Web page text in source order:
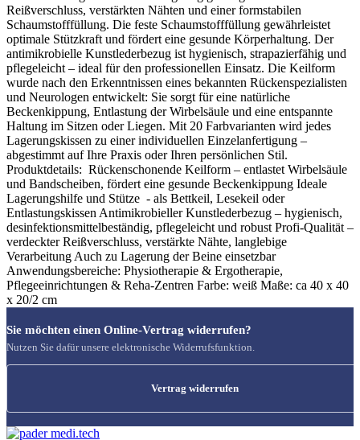
Reißverschluss, verstärkten Nähten und einer formstabilen
Schaumstofffüllung. Die feste Schaumstofffüllung gewährleistet
optimale Stützkraft und fördert eine gesunde Körperhaltung. Der
antimikrobielle Kunstlederbezug ist hygienisch, strapazierfähig und
pflegeleicht – ideal für den professionellen Einsatz. Die Keilform
wurde nach den Erkenntnissen eines bekannten Rückenspezialisten
und Neurologen entwickelt: Sie sorgt für eine natürliche
Beckenkippung, Entlastung der Wirbelsäule und eine entspannte
Haltung im Sitzen oder Liegen. Mit 20 Farbvarianten wird jedes
Lagerungskissen zu einer individuellen Einzelanfertigung –
abgestimmt auf Ihre Praxis oder Ihren persönlichen Stil.
Produktdetails: Rückenschonende Keilform – entlastet Wirbelsäule
und Bandscheiben, fördert eine gesunde Beckenkippung Ideale
Lagerungshilfe und Stütze - als Bettkeil, Lesekeil oder
Entlastungskissen Antimikrobieller Kunstlederbezug – hygienisch,
desinfektionsmittelbeständig, pflegeleicht und robust Profi-Qualität –
verdeckter Reißverschluss, verstärkte Nähte, langlebige
Verarbeitung Auch zu Lagerung der Beine einsetzbar
Anwendungsbereiche: Physiotherapie & Ergotherapie,
Pflegeeinrichtungen & Reha-Zentren Farbe: weiß Maße: ca 40 x 40
x 20/2 cm
Sie möchten einen Online-Vertrag widerrufen?
Nutzen Sie dafür unsere elektronische Widerrufsfunktion.
Vertrag widerrufen